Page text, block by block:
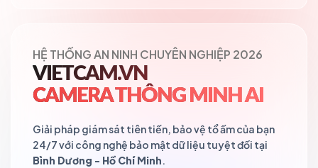
HỆ THỐNG AN NINH CHUYÊN NGHIỆP 2026
VIETCAM.VN
CAMERA THÔNG MINH AI
Giải pháp giám sát tiên tiến, bảo vệ tổ ấm của bạn
24/7 với công nghệ bảo mật dữ liệu tuyệt đối tại
Bình Dương - Hồ Chí Minh.